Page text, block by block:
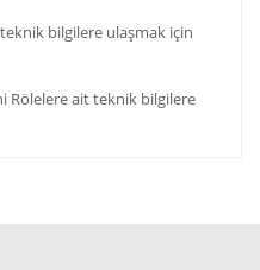
bilgilere ulaşmak için
Rölelere ait teknik bilgilere